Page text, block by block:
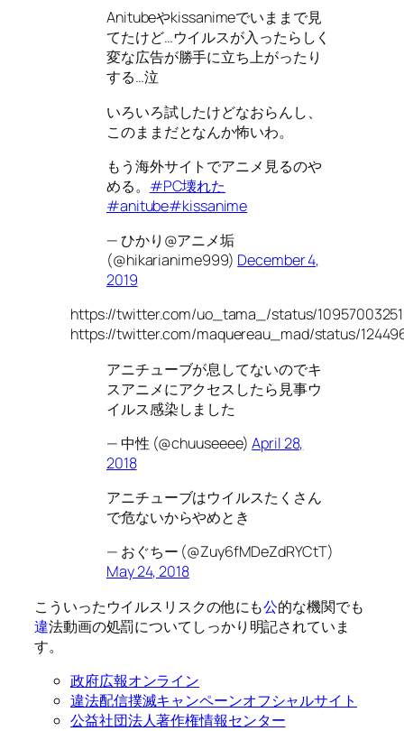
Anitubeやkissanimeでいままで見
てたけど…ウイルスが入ったらしく
変な広告が勝手に立ち上がったり
する…泣
いろいろ試したけどなおらんし、
このままだとなんか怖いわ。
もう海外サイトでアニメ見るのや
める。 #PC壊れた
#anitube#kissanime
— ひかり@アニメ垢
(@hikarianime999) December 4,
2019
https://twitter.com/uo_tama_/status/
https://twitter.com/maquereau_mad/status/
アニチューブが息してないのでキ
スアニメにアクセスしたら見事ウ
イルス感染しました
— 中性 (@chuuseeee)April 28,
2018
アニチューブはウイルスたくさん
で危ないからやめとき
— おぐちー (@Zuy6fMDeZdRYCtT)
May 24, 2018
こういったウイルスリスクの他にも公的な機関でも
違法動画の処罰についてしっかり明記されていま
す。
政府広報オンライン
違法配信撲滅キャンペーンオフシャルサイト
公益社団法人著作権情報センター